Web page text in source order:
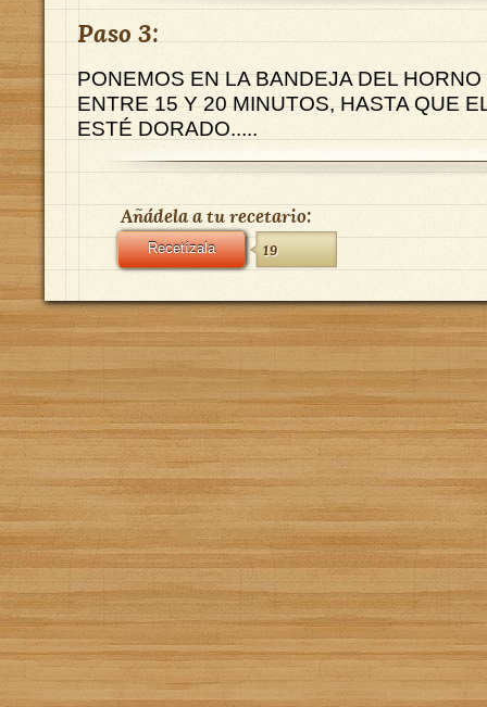
Paso 3:
PONEMOS EN LA BANDEJA DEL
ENTRE 15 Y 20 MINUTOS, HASTA QUE
ESTÉ DORADO.....
Añádela a tu recetario:
Recetízala 19